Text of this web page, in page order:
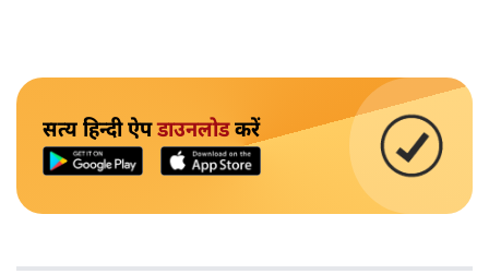
सत्य हिन्दी ऐपडाउनलोडकरें